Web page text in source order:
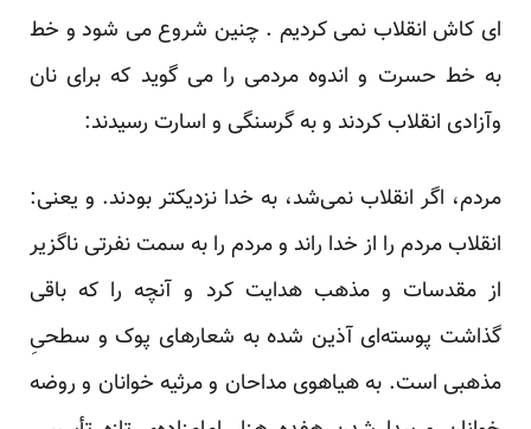
ای کاش انقلاب نمی کردیم . چنین شروع می شود و خط
به خط حسرت و اندوه مردمی را می گوید که برای نان
وآزادی انقلاب کردند و به گرسنگی و اسارت رسیدند:
مردم، اگر انقلاب نمی‌‌شد، به خدا نزدیکتر بودند. و یعنی:
انقلاب مردم را از خدا راند و مردم را به سمت نفرتی ناگزیر
از مقدسات و مذهب هدایت کرد و آنچه را که باقی
گذاشت پوسته‌ای آذین شده به شعارهای پوک و سطحیِ
مذهبی است. به هیاهوی مداحان و مرثیه خوانان و روضه